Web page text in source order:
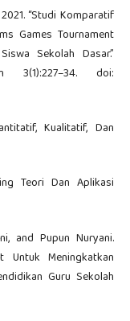
“Studi Komparatif
Games Tournament
Sekolah Dasar.”
doi:
Kualitatif, Dan
Teori Dan Aplikasi
and Pupun Nuryani.
Untuk Meningkatkan
Guru Sekolah